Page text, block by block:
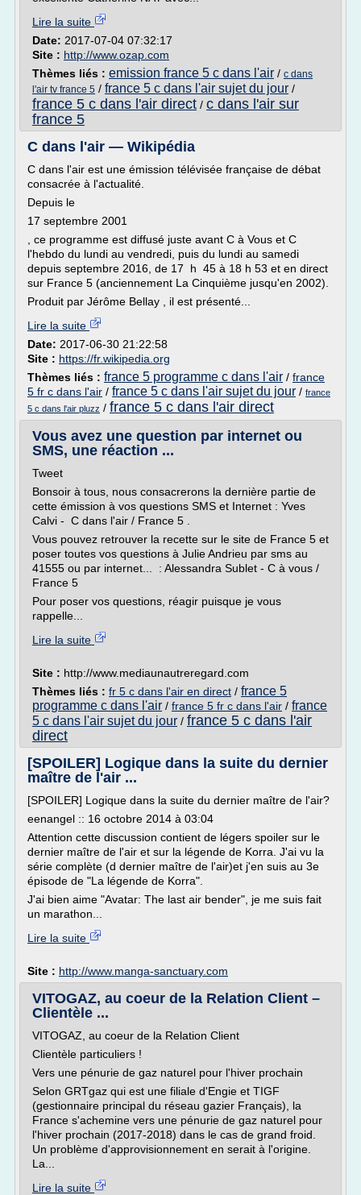
Lire la suite
Date: 2017-07-04 07:32:17
Site : http://www.ozap.com
Thèmes liés : emission france 5 c dans l'air / c dans
l'air tv france 5 / france 5 c dans l'air sujet du jour /
france 5 c dans l'air direct / c dans l'air sur
france 5
C dans l'air — Wikipédia
C dans l'air est une émission télévisée française de débat
consacrée à l'actualité.
Depuis le
17 septembre 2001
, ce programme est diffusé juste avant C à Vous et C
l'hebdo du lundi au vendredi, puis du lundi au samedi
depuis septembre 2016, de 17 h 45 à 18 h 53 et en direct
sur France 5 (anciennement La Cinquième jusqu'en 2002).
Produit par Jérôme Bellay , il est présenté...
Lire la suite
Date: 2017-06-30 21:22:58
Site : https://fr.wikipedia.org
Thèmes liés : france 5 programme c dans l'air / france
5 fr c dans l'air / france 5 c dans l'air sujet du jour / france
5 c dans l'air pluzz / france 5 c dans l'air direct
Vous avez une question par internet ou
SMS, une réaction ...
Tweet
Bonsoir à tous, nous consacrerons la dernière partie de
cette émission à vos questions SMS et Internet : Yves
Calvi - C dans l'air / France 5 .
Vous pouvez retrouver la recette sur le site de France 5 et
poser toutes vos questions à Julie Andrieu par sms au
41555 ou par internet... : Alessandra Sublet - C à vous /
France 5
Pour poser vos questions, réagir puisque je vous
rappelle...
Lire la suite
Site : http://www.mediaunautreregard.com
Thèmes liés : fr 5 c dans l'air en direct / france 5
programme c dans l'air / france 5 fr c dans l'air / france
5 c dans l'air sujet du jour / france 5 c dans l'air
direct
[SPOILER] Logique dans la suite du dernier
maître de l'air ...
[SPOILER] Logique dans la suite du dernier maître de l'air?
eenangel :: 16 octobre 2014 à 03:04
Attention cette discussion contient de légers spoiler sur le
dernier maître de l'air et sur la légende de Korra. J'ai vu la
série complète (d dernier maître de l'air)et j'en suis au 3e
épisode de "La légende de Korra".
J'ai bien aime "Avatar: The last air bender", je me suis fait
un marathon...
Lire la suite
Site : http://www.manga-sanctuary.com
VITOGAZ, au coeur de la Relation Client –
Clientèle ...
VITOGAZ, au coeur de la Relation Client
Clientèle particuliers !
Vers une pénurie de gaz naturel pour l'hiver prochain
Selon GRTgaz qui est une filiale d'Engie et TIGF
(gestionnaire principal du réseau gazier Français), la
France s'achemine vers une pénurie de gaz naturel pour
l'hiver prochain (2017-2018) dans le cas de grand froid.
Un problème d'approvisionnement en serait à l'origine.
La...
Lire la suite